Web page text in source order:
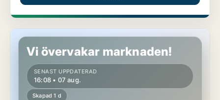
Kontor i Göteborg
Vi övervakar marknaden!
SENAST UPPDATERAD
16:08 • 07 aug.
Skapad 1 d